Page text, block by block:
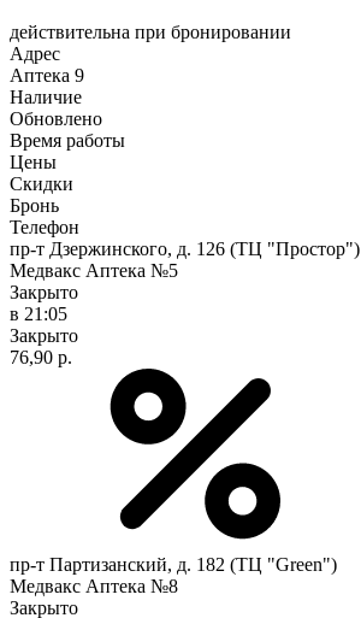
действительна при бронировании
Адрес
Аптека 9
Наличие
Обновлено
Время работы
Цены
Скидки
Бронь
Телефон
пр-т Дзержинского, д. 126 (ТЦ "Простор")
Медвакс Аптека №5
Закрыто
в 21:05
Закрыто
76,90 р.
пр-т Партизанский, д. 182 (ТЦ "Green")
Медвакс Аптека №8
Закрыто